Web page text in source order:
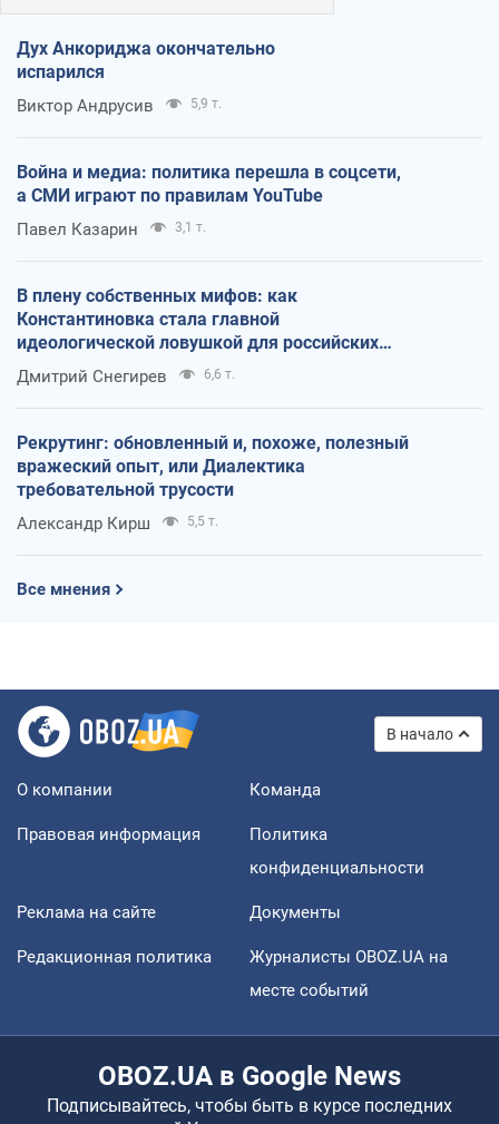
Дух Анкориджа окончательно
испарился
Виктор Андрусив 5,9 т.
Война и медиа: политика перешла в соцсети,
а СМИ играют по правилам YouTube
Павел Казарин 3,1 т.
В плену собственных мифов: как
Константиновка стала главной
идеологической ловушкой для российских
оккупантов
Дмитрий Снегирев 6,6 т.
Рекрутинг: обновленный и, похоже, полезный
вражеский опыт, или Диалектика
требовательной трусости
Александр Кирш 5,5 т.
Все мнения
В начало
О компании Команда
Правовая информация
Политика
конфиденциальности
Реклама на сайте Документы
Редакционная политика
Журналисты OBOZ.UA на
месте событий
OBOZ.UA в Google News
Подписывайтесь, чтобы быть в курсе последних